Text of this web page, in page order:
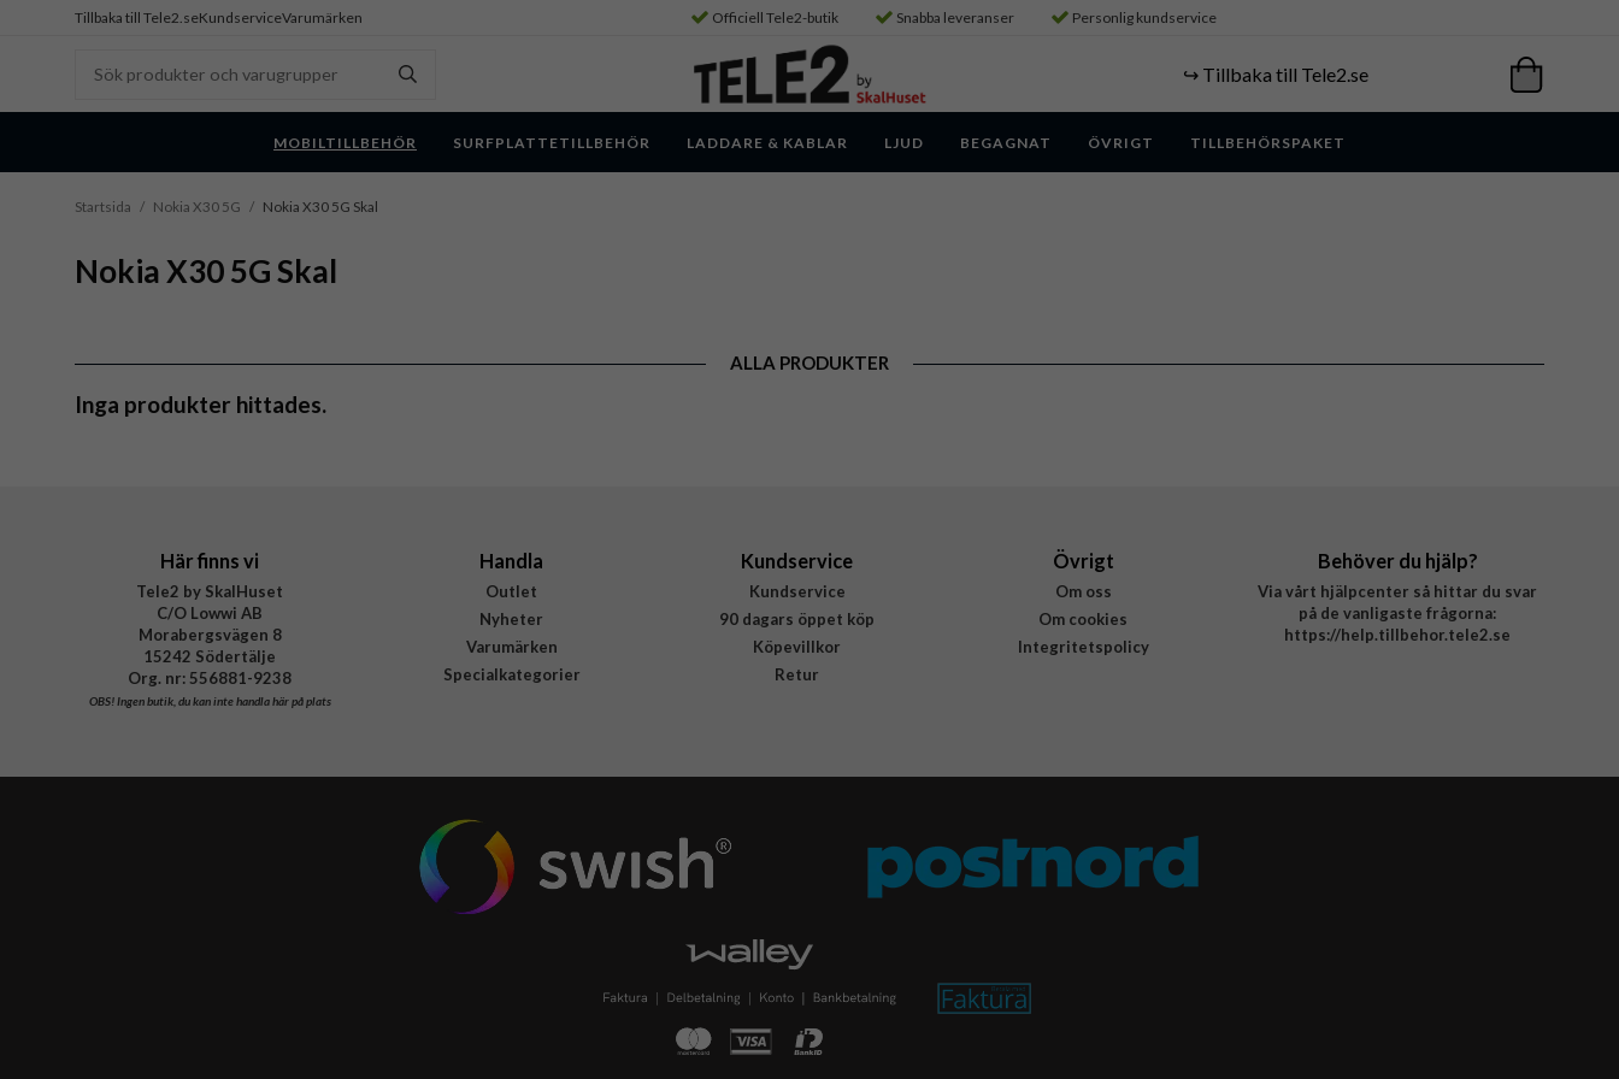
Tillbaka till Tele2.seKundserviceVarumärken Officiell Tele2-butik Snabba leveranser Personlig kundservice
↪️ Tillbaka till Tele2.se
MOBILTILLBEHÖR SURFPLATTETILLBEHÖR LADDARE & KABLAR LJUD BEGAGNAT ÖVRIGT TILLBEHÖRSPAKET
Startsida / Nokia X30 5G / Nokia X30 5G Skal
Nokia X30 5G Skal
ALLA PRODUKTER
Inga produkter hittades.
Här finns vi
Tele2 by SkalHuset
C/O Lowwi AB
Morabergsvägen 8
15242 Södertälje
Org. nr: 556881-9238
OBS!Ingen butik, du kan inte handla här på plats
Handla
Outlet
Nyheter
Varumärken
Specialkategorier
Kundservice
Kundservice
90 dagars öppet köp
Köpevillkor
Retur
Övrigt
Om oss
Om cookies
Integritetspolicy
Behöver du hjälp?
Via vårt hjälpcenter så hittar du svar
på de vanligaste frågorna:
https://help.tillbehor.tele2.se